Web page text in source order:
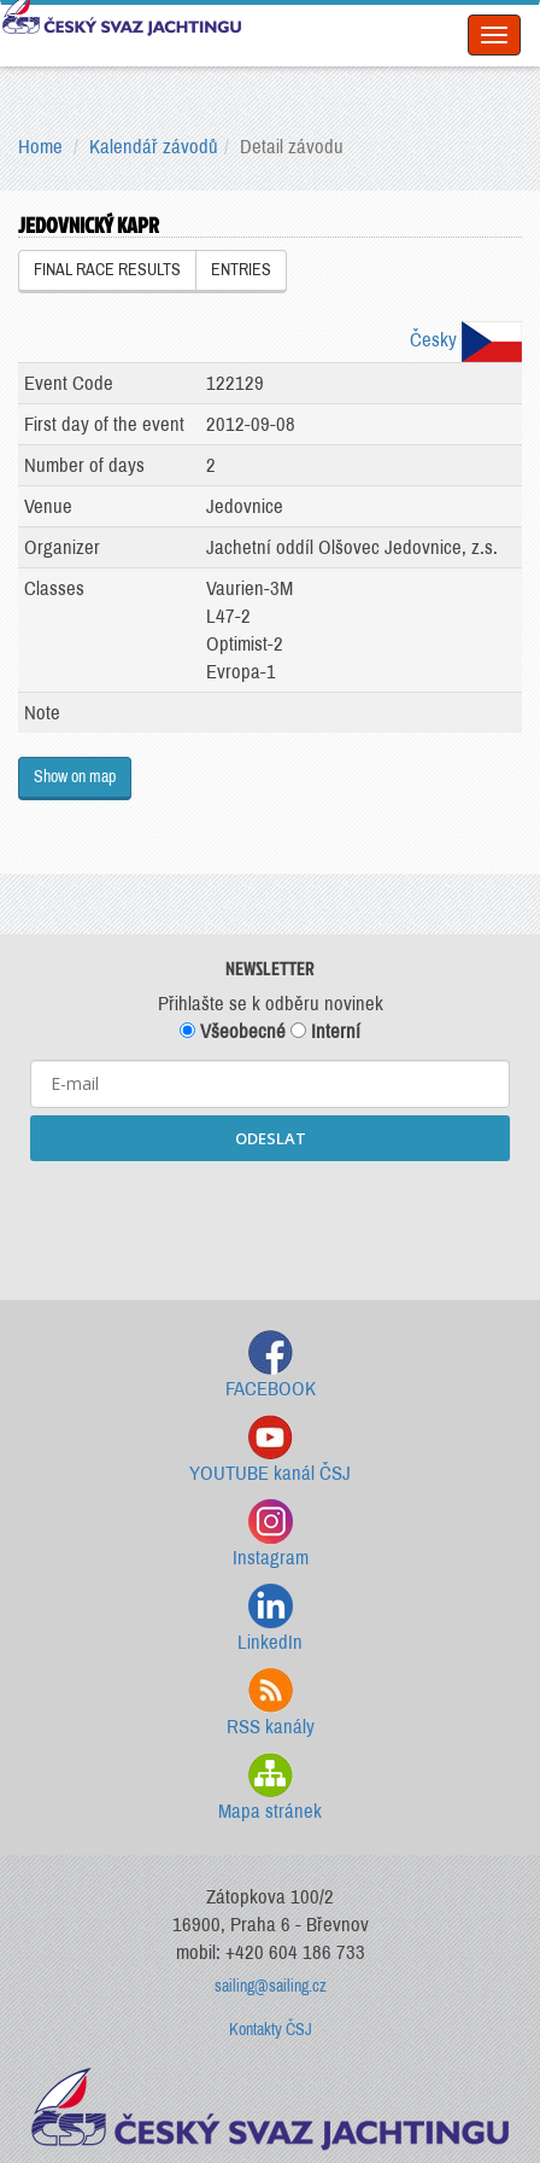
Home Kalendář závodů Detail závodu
JEDOVNICKÝ KAPR
FINAL RACE RESULTS ENTRIES
Česky
Event Code
122129
First day of the event
2012-09-08
Number of days
2
Venue
Jedovnice
Organizer
Jachetní oddíl Olšovec Jedovnice, z.s.
Classes
Vaurien-3M
L47-2
Optimist-2
Evropa-1
Note
Show on map
NEWSLETTER
Přihlašte se k odběru novinek
Všeobecné
Interní
ODESLAT
FACEBOOK
YOUTUBE kanál ČSJ
Instagram
LinkedIn
RSS kanály
Mapa stránek
Zátopkova 100/2
16900, Praha 6 - Břevnov
mobil: +420 604 186 733
sailing@sailing.cz
Kontakty ČSJ